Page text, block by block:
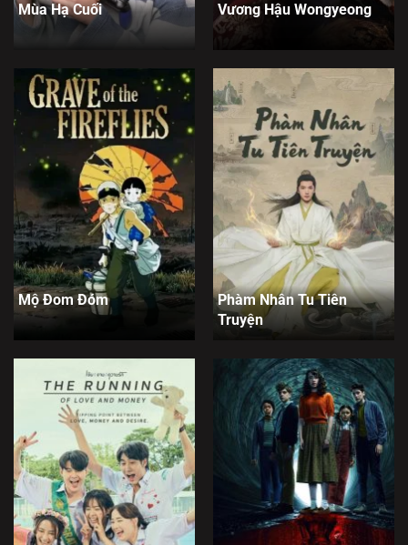
Mùa Hạ Cuối Vương Hậu Wongyeong
Mộ Đom Đóm
Phàm Nhân Tu Tiên
Truyện